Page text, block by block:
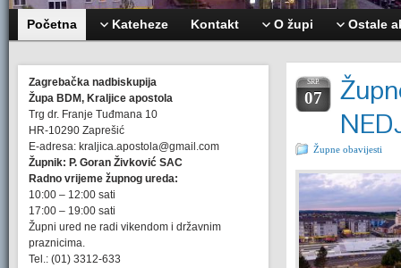
Početna Kateheze Kontakt O župi Ostale
Zagrebačka nadbiskupija
Župa BDM, Kraljice apostola
Trg dr. Franje Tuđmana 10
HR-10290 Zaprešić
E-adresa: kraljica.apostola@gmail.com
Župnik: P. Goran Živković SAC
Radno vrijeme župnog ureda:
10:00 – 12:00 sati
17:00 – 19:00 sati
Župni ured ne radi vikendom i državnim
praznicima.
Tel.: (01) 3312-633
SRP.
07
Župne obavijesti